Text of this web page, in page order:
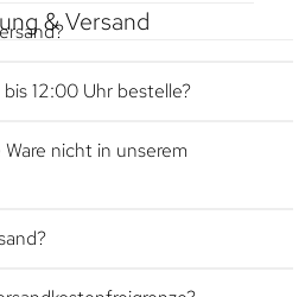
& Versand
12:00 Uhr bestelle?
nicht in unserem